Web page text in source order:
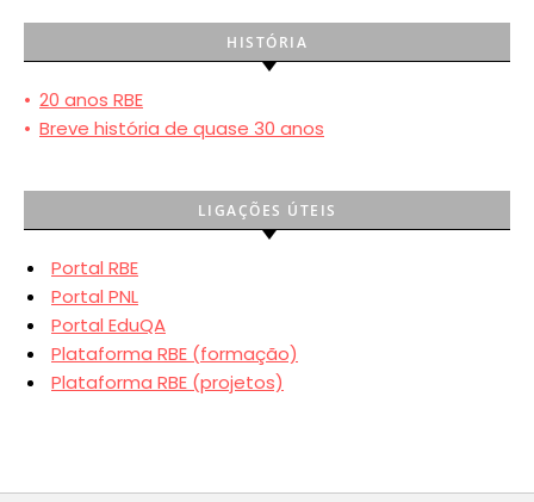
HISTÓRIA
• 20 anos RBE
• Breve história de quase 30 anos
LIGAÇÕES ÚTEIS
Portal RBE
Portal PNL
Portal EduQA
Plataforma RBE (formação)
Plataforma RBE (projetos)